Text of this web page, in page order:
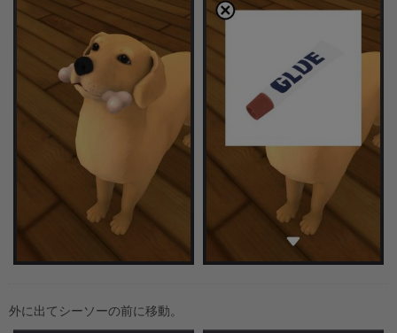
外に出てシーソーの前に移動。